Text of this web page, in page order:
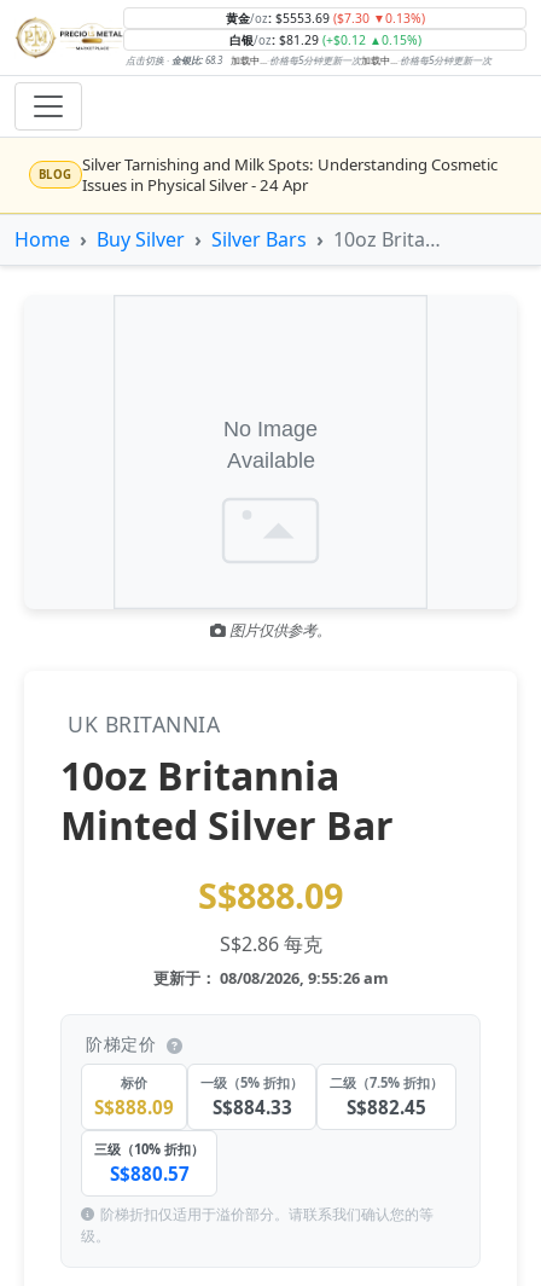
黄金/oz: $5553.69 ($7.30 ▼0.13%)
白银/oz: $81.29 (+$0.12 ▲0.15%)
点击切换 · 金银比:68.3 加载中... ·价格每5分钟更新一次加载中... ·价格每5分钟更新一次
BLOG
Silver Tarnishing and Milk Spots: Understanding Cosmetic
Issues in Physical Silver - 24 Apr
NEWS
Rising inflation may push real rates lower, setting the stage
for gold's next rally - WisdomTree’s Shah (Kitco 9 Jun 2026)
Gold vs Silver: Understanding the Gold‑to‑Silver Ratio - 24
Bars or Coins? Minted or Cast Bars? Brands?? - 23 Apr
Silver’s ‘great rotation’: Tech selloff to fuel rush into
precious metals, says Jen Bawden (Kitco - 20 May)
Gold and silver’s historic rally could resume ‘as fog of war
Central banks ‘scoop up a load’ of gold in bumpy first
Home Buy Silver Silver Bars 10oz Britannia Minted Silver Bar
图片仅供参考。
UK BRITANNIA
10oz Britannia
Minted Silver Bar
S$888.09
S$2.86 每克
更新于： 08/08/2026, 9:55:26 am
阶梯定价
标价
S$888.09
一级（5% 折扣）
S$884.33
二级（7.5% 折扣）
S$882.45
三级（10% 折扣）
S$880.57
阶梯折扣仅适用于溢价部分。请联系我们确认您的等
级。